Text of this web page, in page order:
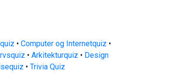
• Computer og Internetquiz •
• Arkitekturquiz • Design
• Trivia Quiz